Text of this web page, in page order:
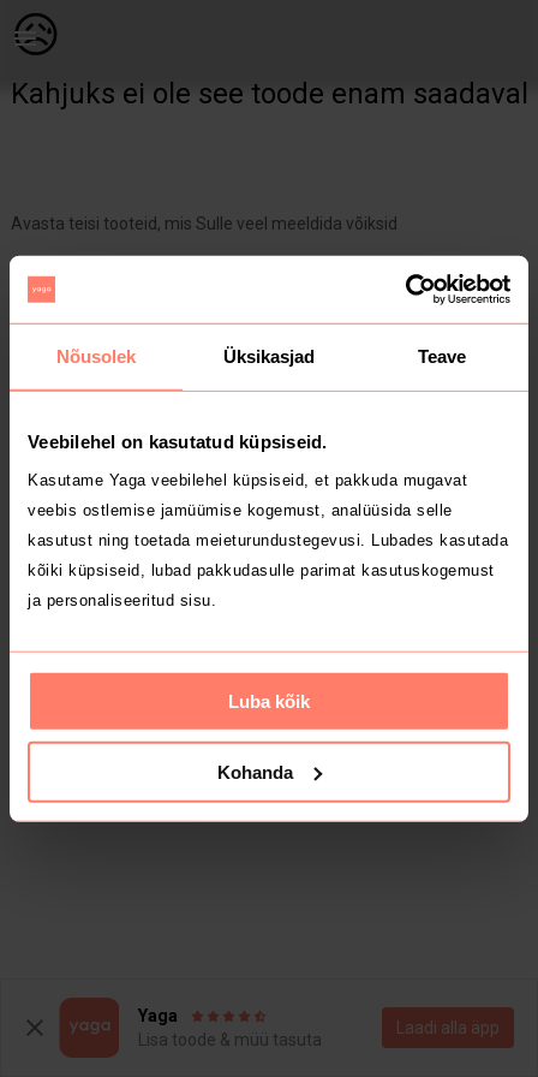
Nõusolek Üksikasjad Teave
Veebilehel on kasutatud küpsiseid.
Kasutame Yaga veebilehel küpsiseid, et pakkuda mugavat
veebis ostlemise jamüümise kogemust, analüüsida selle
kasutust ning toetada meieturundustegevusi. Lubades kasutada
kõiki küpsiseid, lubad pakkudasulle parimat kasutuskogemust
ja personaliseeritud sisu.
Luba kõik
Kohanda
😥
Kahjuks ei ole see toode enam saadaval
Avasta teisi tooteid, mis Sulle veel meeldida võiksid
Yaga
Lisa toode & müü tasuta
Laadi alla äpp